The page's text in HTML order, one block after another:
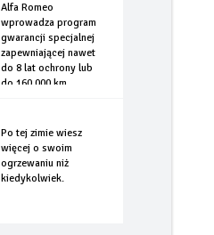
Alfa Romeo
wprowadza program
gwarancji specjalnej
zapewniającej nawet
do 8 lat ochrony lub
do 160.000 km
Po tej zimie wiesz
więcej o swoim
ogrzewaniu niż
kiedykolwiek.